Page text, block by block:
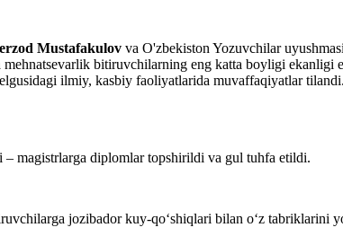
Mustafakulov va O'zbekiston Yozuvchilar
bitiruvchilarning eng katta boyligi ekanligi
ilmiy, kasbiy faoliyatlarida muvaffaqiyatlar
– magistrlarga diplomlar topshirildi va gul tuhfa etildi.
jozibador kuy-qo‘shiqlari bilan o‘z tabriklarini